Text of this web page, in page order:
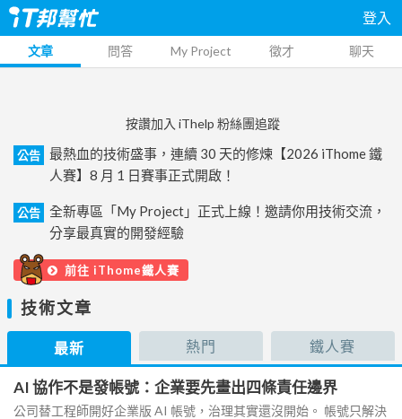
登入
文章 問答 My Project 徵才 聊天
按讚加入 iThelp 粉絲團追蹤
公告
最熱血的技術盛事，連續 30 天的修煉【2026 iThome 鐵
人賽】8 月 1 日賽事正式開啟！
公告
全新專區「My Project」正式上線！邀請你用技術交流，
分享最真實的開發經驗
前往 iThome鐵人賽
技術文章
最新 熱門 鐵人賽
AI 協作不是發帳號：企業要先畫出四條責任邊界
公司替工程師開好企業版 AI 帳號，治理其實還沒開始。 帳號只解決